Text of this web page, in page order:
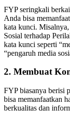
FYP seringkali
Anda bisa
kata kunci.
Sosial terhadap
kata kunci seperti
“pengaruh media
2. Membuat
FYP biasanya berisi
bisa memanfaatkan
berkualitas dan